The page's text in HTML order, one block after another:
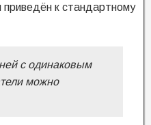
к стандартному
с одинаковым
можно